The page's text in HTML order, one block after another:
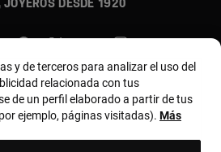
DESDE 1920
Puerto Rico / US Dollar
y de terceros para analizar el uso del
relacionada con tus
de un perfil elaborado a partir de tus
ejemplo, páginas visitadas). Más